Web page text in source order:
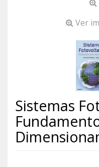
Ver
Sistemas